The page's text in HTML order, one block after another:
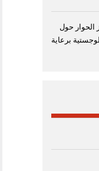
للاستثمار 2026” يعزز الحوار حول
برعاية